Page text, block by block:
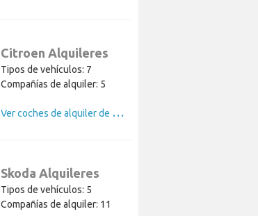
Citroen Alquileres
Tipos de vehículos: 7
Compañías de alquiler: 5
V
er coches de alquiler de Citroen
Skoda Alquileres
Tipos de vehículos: 5
Compañías de alquiler: 11